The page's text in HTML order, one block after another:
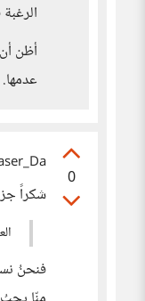
أظن
عدمها.
0
شكراً
فنحنُ